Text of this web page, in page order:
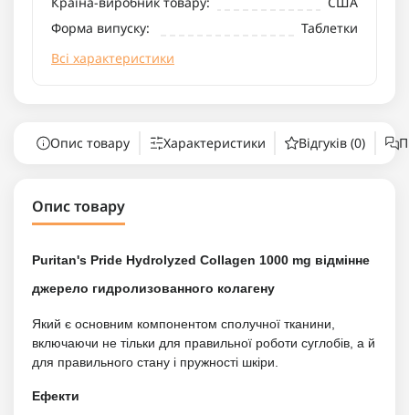
Форма випуску:
Таблетки
Всі характеристики
Опис товару Характеристики Відгуків (0)
Опис товару
Puritan's Pride Hydrolyzed Collagen 1000 mg відмінне
джерело гидролизованного колагену
Який є основним компонентом сполучної тканини,
включаючи не тільки для правильної роботи суглобів, а й
для правильного стану і пружності шкіри.
Ефекти